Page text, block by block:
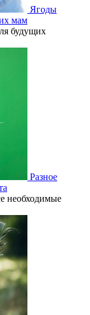
Ягоды
мам
будущих
Разное
необходимые